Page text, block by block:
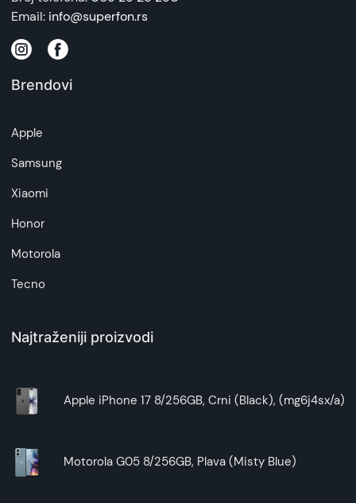
Email: info@superfon.rs
Brendovi
Apple
Samsung
Xiaomi
Honor
Motorola
Tecno
Najtraženiji proizvodi
Apple iPhone 17 8/256GB, Crni (Black), (mg6j4sx/a)
Motorola G05 8/256GB, Plava (Misty Blue)